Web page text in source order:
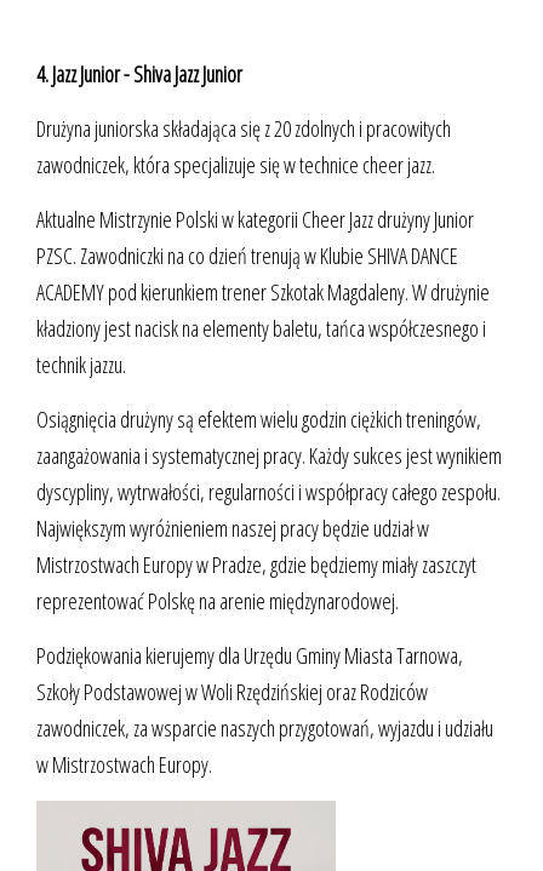
4. Jazz Junior - Shiva Jazz Junior
Drużyna juniorska składająca się z 20 zdolnych i pracowitych
zawodniczek, która specjalizuje się w technice cheer jazz.
Aktualne Mistrzynie Polski w kategorii Cheer Jazz drużyny Junior
PZSC. Zawodniczki na co dzień trenują w Klubie SHIVA DANCE
ACADEMY pod kierunkiem trener Szkotak Magdaleny. W drużynie
kładziony jest nacisk na elementy baletu, tańca współczesnego i
technik jazzu.
Osiągnięcia drużyny są efektem wielu godzin ciężkich treningów,
zaangażowania i systematycznej pracy. Każdy sukces jest wynikiem
dyscypliny, wytrwałości, regularności i współpracy całego zespołu.
Największym wyróżnieniem naszej pracy będzie udział w
Mistrzostwach Europy w Pradze, gdzie będziemy miały zaszczyt
reprezentować Polskę na arenie międzynarodowej.
Podziękowania kierujemy dla Urzędu Gminy Miasta Tarnowa,
Szkoły Podstawowej w Woli Rzędzińskiej oraz Rodziców
zawodniczek, za wsparcie naszych przygotowań, wyjazdu i udziału
w Mistrzostwach Europy.